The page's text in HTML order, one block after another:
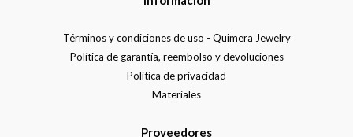
Términos y condiciones de uso - Quimera Jewelry
Política de garantía, reembolso y devoluciones
Política de privacidad
Materiales
Proveedores